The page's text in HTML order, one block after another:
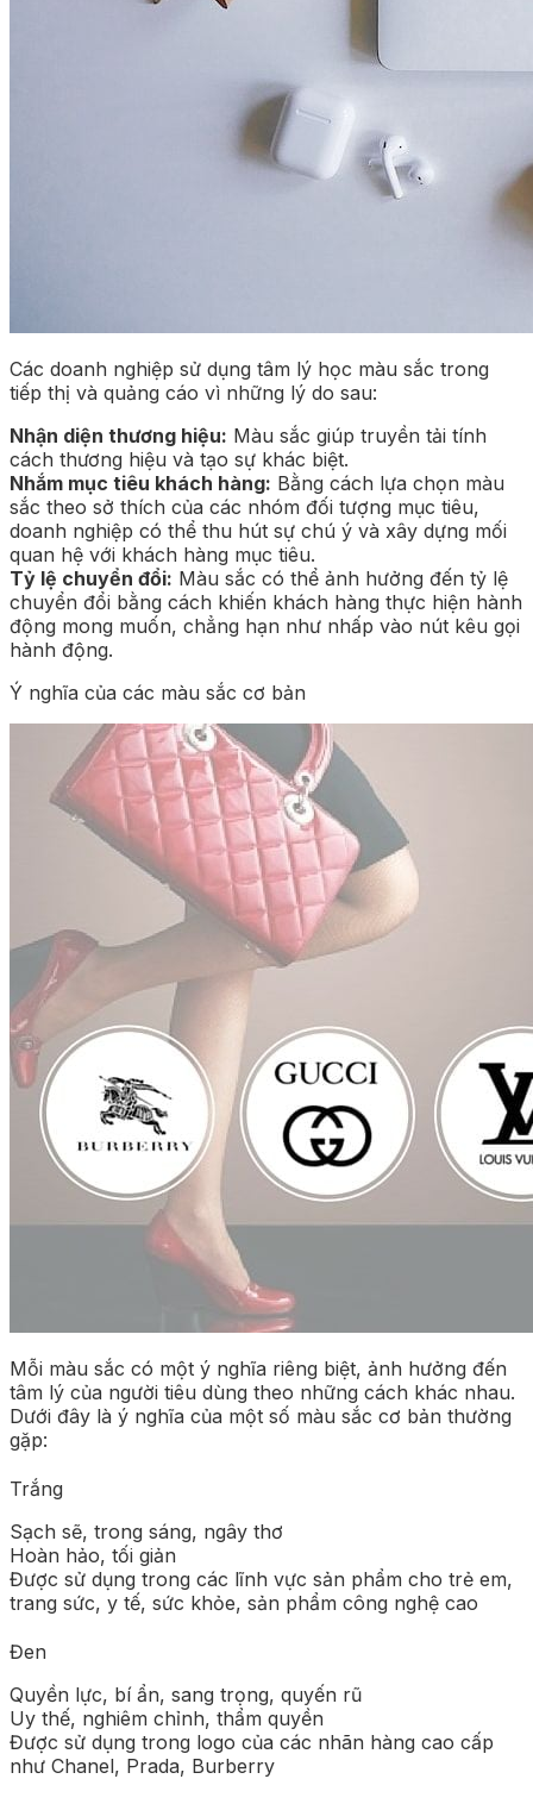
Các doanh nghiệp sử dụng tâm lý học màu sắc trong
tiếp thị và quảng cáo vì những lý do sau:
Nhận diện thương hiệu: Màu sắc giúp truyền tải tính
cách thương hiệu và tạo sự khác biệt.
Nhắm mục tiêu khách hàng: Bằng cách lựa chọn màu
sắc theo sở thích của các nhóm đối tượng mục tiêu,
doanh nghiệp có thể thu hút sự chú ý và xây dựng mối
quan hệ với khách hàng mục tiêu.
Tỷ lệ chuyển đổi: Màu sắc có thể ảnh hưởng đến tỷ lệ
chuyển đổi bằng cách khiến khách hàng thực hiện hành
động mong muốn, chẳng hạn như nhấp vào nút kêu gọi
hành động.
Ý nghĩa của các màu sắc cơ bản
Mỗi màu sắc có một ý nghĩa riêng biệt, ảnh hưởng đến
tâm lý của người tiêu dùng theo những cách khác nhau.
Dưới đây là ý nghĩa của một số màu sắc cơ bản thường
gặp:
Trắng
Sạch sẽ, trong sáng, ngây thơ
Hoàn hảo, tối giản
Được sử dụng trong các lĩnh vực sản phẩm cho trẻ em,
trang sức, y tế, sức khỏe, sản phẩm công nghệ cao
Đen
Quyền lực, bí ẩn, sang trọng, quyến rũ
Uy thế, nghiêm chỉnh, thẩm quyền
Được sử dụng trong logo của các nhãn hàng cao cấp
như Chanel, Prada, Burberry